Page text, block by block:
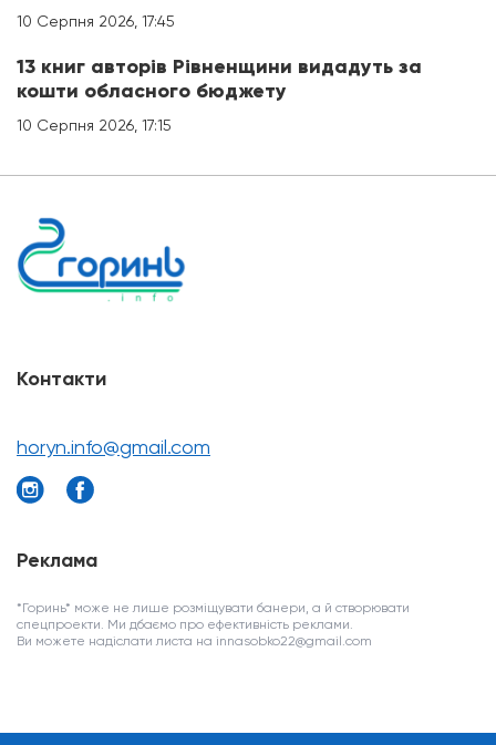
10 Серпня 2026, 17:45
13 книг авторів Рівненщини видадуть за
кошти обласного бюджету
10 Серпня 2026, 17:15
Контакти
horyn.info@gmail.com
Реклама
*Горинь* може не лише розміщувати банери, а й створювати
спецпроекти. Ми дбаємо про ефективність реклами.
Ви можете надіслати листа на innasobko22@gmail.com